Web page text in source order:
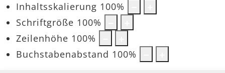
Inhaltsskalierung 100%
Schriftgröße 100%
Zeilenhöhe 100%
Buchstabenabstand 100%